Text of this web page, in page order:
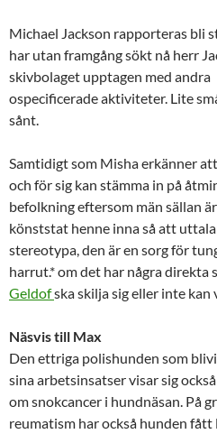
Michael Jackson rapporteras bli
har utan framgång sökt nå herr
skivbolaget upptagen med andra
ospecificerade aktiviteter. Lite
sånt.
Samtidigt som Misha erkänner
och för sig kan stämma in på
befolkning eftersom män sällan
könststat henne inna så att
stereotypa, den är en sorg för
harrut.* om det har några direkta
Geldofska skilja sig eller inte kan
Näsvis till Max
Den ettriga polishunden som
sina arbetsinsatser visar sig
om snokcancer i hundnäsan. På
reumatism har också hunden